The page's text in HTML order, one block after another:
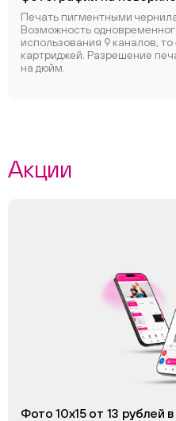
Печать пигментными
Возможность
использования 9 каналов, то
картриджей. Разрешение
на дюйм.
Акции
Фото 10х15 от 13 рублей